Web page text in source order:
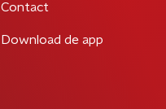
Contact
Download de app